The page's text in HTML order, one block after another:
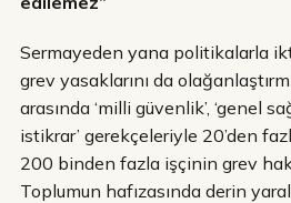
Sermayeden yana politikalarla
grev yasaklarını da
arasında ‘milli güvenlik’, ‘genel
istikrar’ gerekçeleriyle 20’den
200 binden fazla işçinin grev
Toplumun hafızasında derin